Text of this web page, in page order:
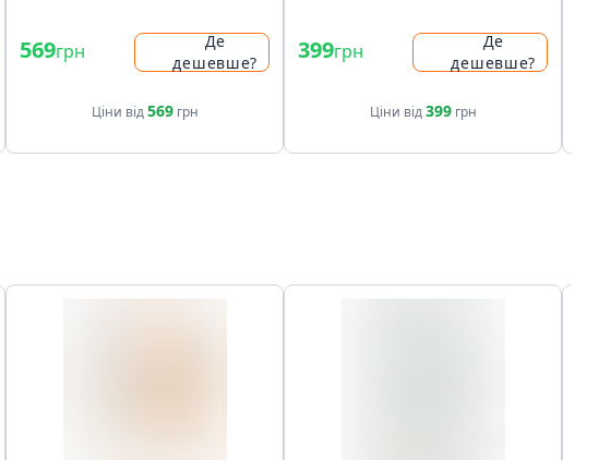
569грн
Де
дешевше?
Ціни від569грн
399грн
Де
дешевше?
Ціни від399грн